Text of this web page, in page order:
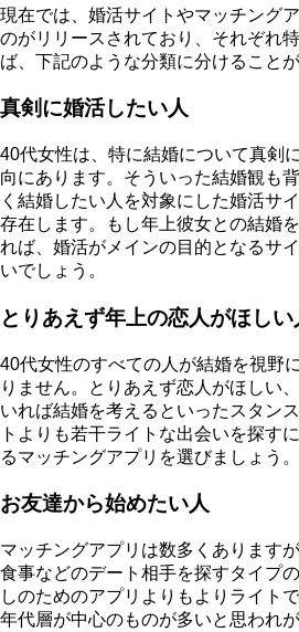
現在では、婚活サイトやマッチング
のがリリースされており、それぞれ
ば、下記のような分類に分けることが
真剣に婚活したい人
40代女性は、特に結婚について真剣
向にあります。そういった結婚観も背
く結婚したい人を対象にした婚活サ
存在 します。もし年上彼女との結婚
れば、婚活がメインの目的となるサ
いでしょう。
とりあえず年上の恋人がほしい
40代女性のすべての人が結婚を視野
りません。とりあえず恋人がほしい
いれば結婚を考えるといったスタン
トよりも若干ライトな出会いを探す
るマッチングアプリ を選びましょう。
お友達から始めたい人
マッチングアプリは数多くあります
食事などのデート相手を探すタイプ
しのためのアプリよりもよりライト
年代層が中心のものが多いと思われ